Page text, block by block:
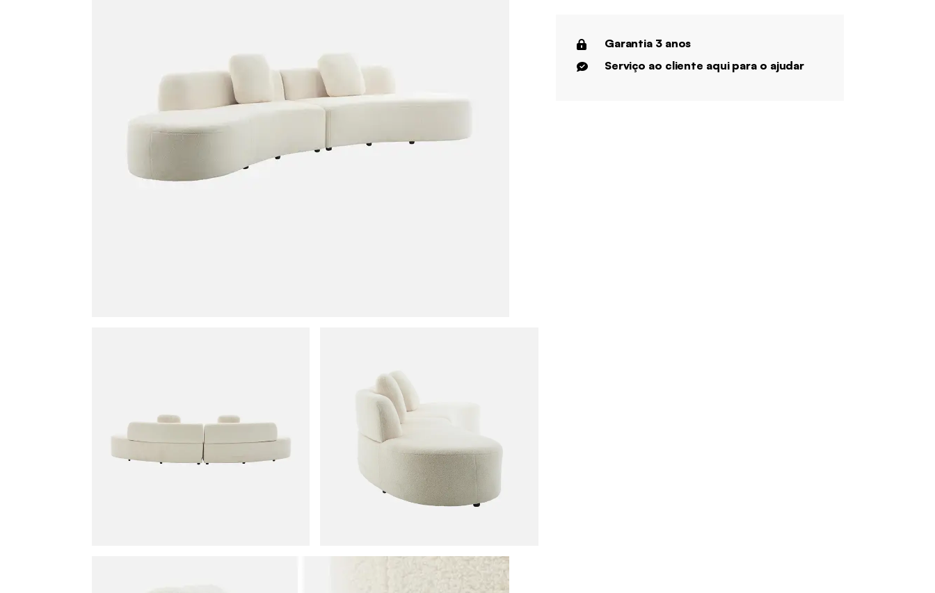
Garantia 3 anos
Serviço ao cliente aqui para o ajudar